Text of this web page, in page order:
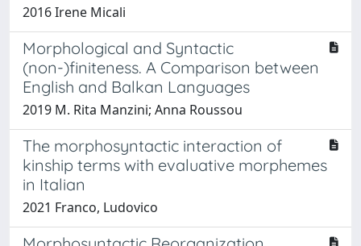
2016 Irene Micali
Morphological and Syntactic
(non-)finiteness. A Comparison between
English and Balkan Languages
2019 M. Rita Manzini; Anna Roussou
The morphosyntactic interaction of
kinship terms with evaluative morphemes
in Italian
2021 Franco, Ludovico